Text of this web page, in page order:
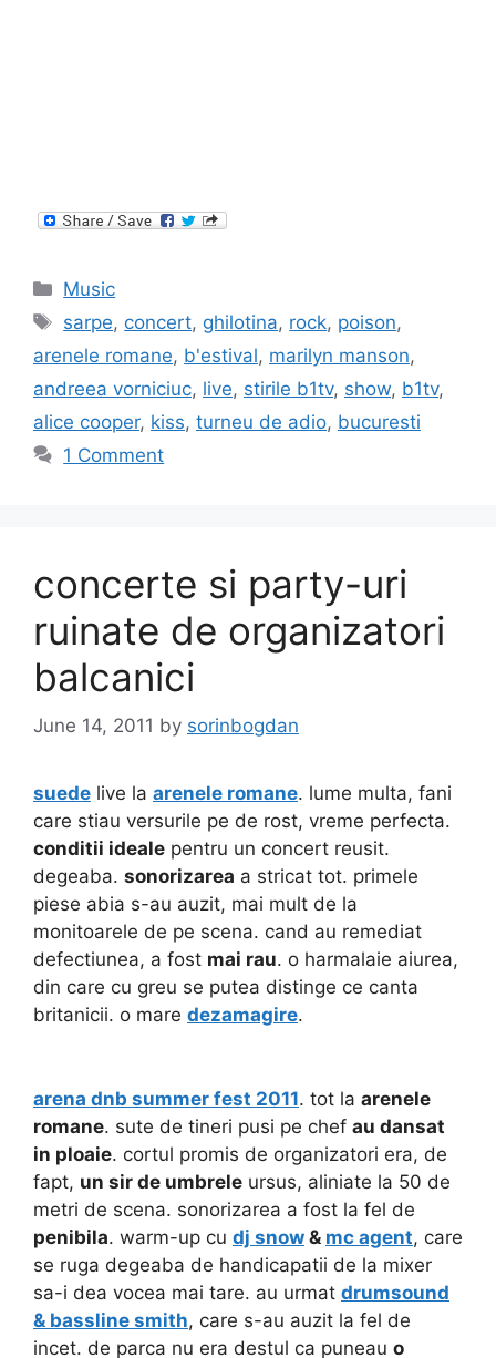
Categories
Music
Tags
sarpe, concert, ghilotina, rock, poison,
arenele romane, b'estival, marilyn manson,
andreea vorniciuc, live, stirile b1tv, show, b1tv,
alice cooper, kiss, turneu de adio, bucuresti
1 Comment
concerte si party-uri
ruinate de organizatori
balcanici
June 14, 2011 by sorinbogdan
suede live la arenele romane. lume multa, fani
care stiau versurile pe de rost, vreme perfecta.
conditii ideale pentru un concert reusit.
degeaba. sonorizarea a stricat tot. primele
piese abia s-au auzit, mai mult de la
monitoarele de pe scena. cand au remediat
defectiunea, a fost mai rau. o harmalaie aiurea,
din care cu greu se putea distinge ce canta
britanicii. o mare dezamagire.
arena dnb summer fest 2011. tot la arenele
romane. sute de tineri pusi pe chef au dansat
in ploaie. cortul promis de organizatori era, de
fapt, un sir de umbrele ursus, aliniate la 50 de
metri de scena. sonorizarea a fost la fel de
penibila. warm-up cu dj snow & mc agent, care
se ruga degeaba de handicapatii de la mixer
sa-i dea vocea mai tare. au urmat drumsound
& bassline smith, care s-au auzit la fel de
incet. de parca nu era destul ca puneau o